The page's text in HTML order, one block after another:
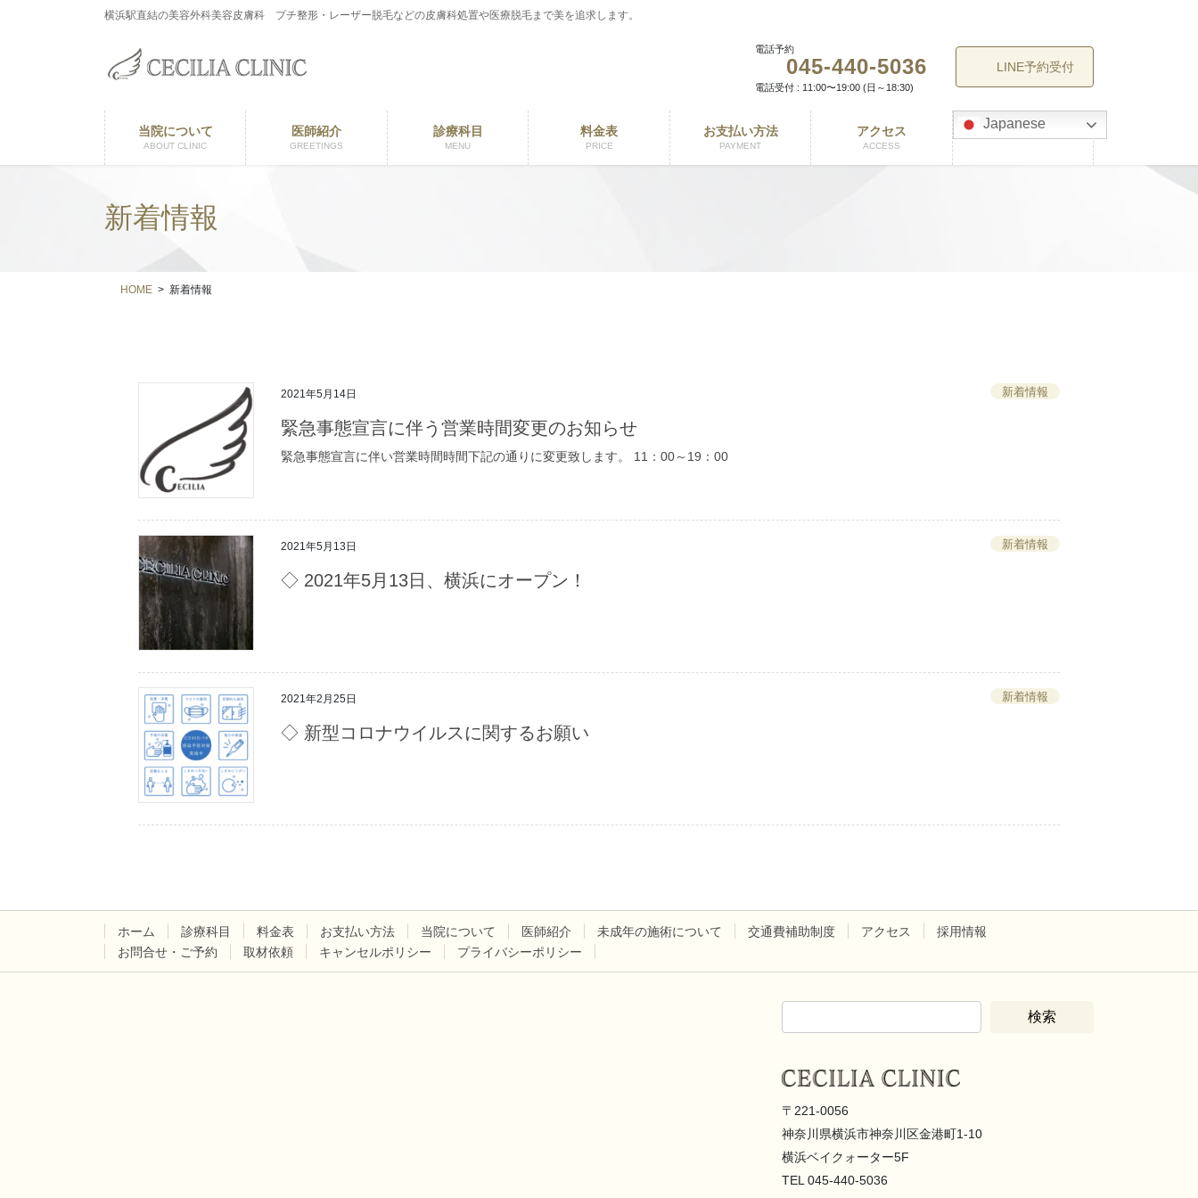
横浜駅直結の美容外科美容皮膚科 プチ整形・レーザー脱毛などの皮膚科処置や医療脱毛まで美を追求します。
電話予約
045-440-5036
電話受付 : 11:00〜19:00 (日～18:30)
LINE予約受付
当院について
ABOUT CLINIC
医師紹介
GREETINGS
診療科目
MENU
料金表
PRICE
お支払い方法
PAYMENT
アクセス
ACCESS
Japanese
新着情報
HOME 新着情報
2021年5月14日 新着情報
緊急事態宣言に伴う営業時間変更のお知らせ
緊急事態宣言に伴い営業時間時間下記の通りに変更致します。 11：00～19：00
2021年5月13日 新着情報
◇ 2021年5月13日、横浜にオープン！
2021年2月25日 新着情報
◇ 新型コロナウイルスに関するお願い
ホーム 診療科目 料金表 お支払い方法 当院について 医師紹介 未成年の施術について 交通費補助制度 アクセス
採用情報
お問合せ・ご予約
取材依頼 キャンセルポリシー プライバシーポリシー
〒221-0056
神奈川県横浜市神奈川区金港町1-10
横浜ベイクォーター5F
TEL 045-440-5036